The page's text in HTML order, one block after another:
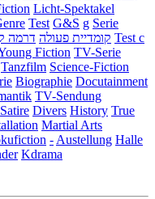
Licht-Spektakel
Test G&S g Serie
קומדיית פעולה דרמה
Test c
Fiction TV-Serie
Tanzfilm Science-Fiction
Biographie Docutainment
TV-Sendung
Satire Divers History True
Martial Arts
- Austellung Halle
Kdrama